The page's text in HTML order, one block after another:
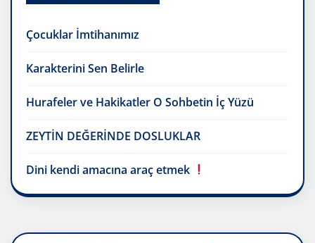
Çocuklar İmtihanımız
Karakterini Sen Belirle
Hurafeler ve Hakikatler O Sohbetin İç Yüzü
ZEYTİN DEĞERİNDE DOSLUKLAR
Dini kendi amacına araç etmek